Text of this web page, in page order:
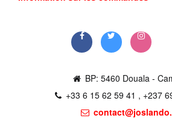
BP: 5460 Douala -
+33 6 15 62 59 41 , +237